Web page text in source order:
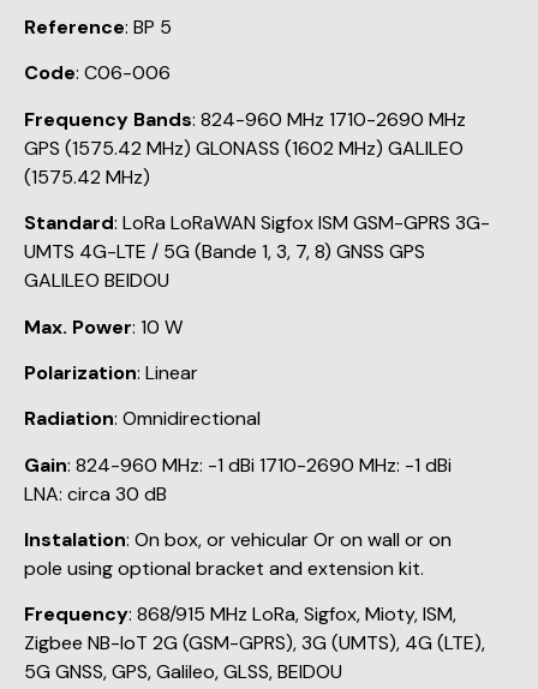
Reference: BP 5
Code: C06-006
Frequency Bands: 824-960 MHz 1710-2690 MHz
GPS (1575.42 MHz) GLONASS (1602 MHz) GALILEO
(1575.42 MHz)
Standard: LoRa LoRaWAN Sigfox ISM GSM-GPRS 3G-
UMTS 4G-LTE / 5G (Bande 1, 3, 7, 8) GNSS GPS
GALILEO BEIDOU
Max. Power: 10 W
Polarization: Linear
Radiation: Omnidirectional
Gain: 824-960 MHz: -1 dBi 1710-2690 MHz: -1 dBi
LNA: circa 30 dB
Instalation: On box, or vehicular Or on wall or on
pole using optional bracket and extension kit.
Frequency: 868/915 MHz LoRa, Sigfox, Mioty, ISM,
Zigbee NB-IoT 2G (GSM-GPRS), 3G (UMTS), 4G (LTE),
5G GNSS, GPS, Galileo, GLSS, BEIDOU